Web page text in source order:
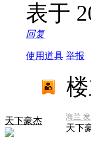
表于
回复
使用道具 举报
天下豪杰 海兰
天下